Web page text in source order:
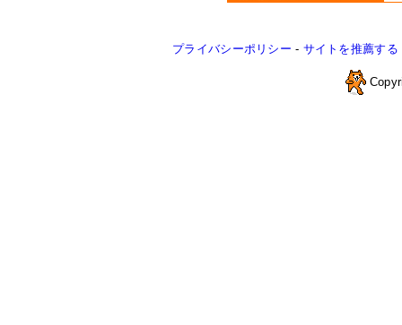
プライバシーポリシー - サイトを推薦する